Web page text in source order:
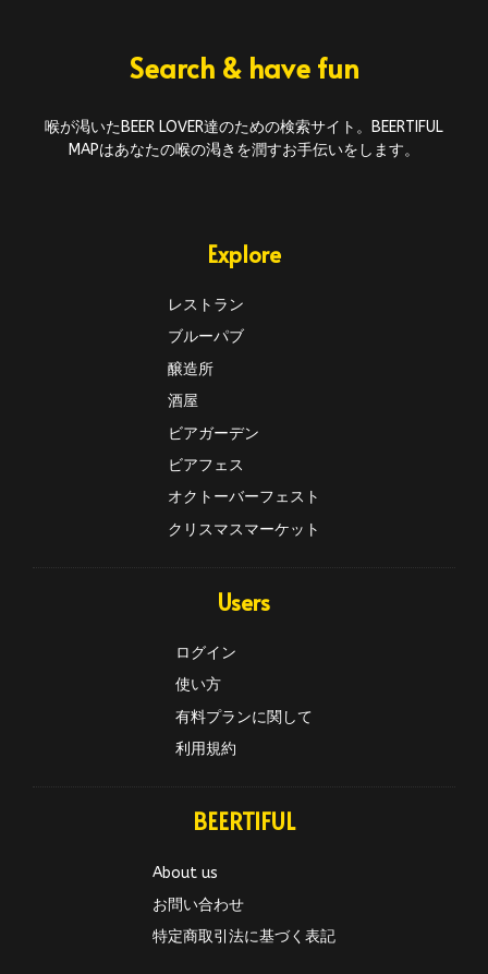
Search & have fun
喉が渇いたBEER LOVER達のための検索サイト。BEERTIFUL
MAPはあなたの喉の渇きを潤すお手伝いをします。
Explore
レストラン
ブルーパブ
醸造所
酒屋
ビアガーデン
ビアフェス
オクトーバーフェスト
クリスマスマーケット
Users
ログイン
使い方
有料プランに関して
利用規約
BEERTIFUL
About us
お問い合わせ
特定商取引法に基づく表記